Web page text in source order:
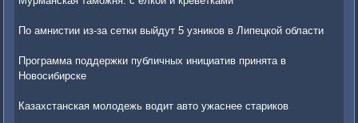
По амнистии из-за сетки выйдут 5 узников в Липецкой области
Программа поддержки публичных инициатив принята в
Новосибирске
Казахстанская молодежь водит авто ужаснее стариков